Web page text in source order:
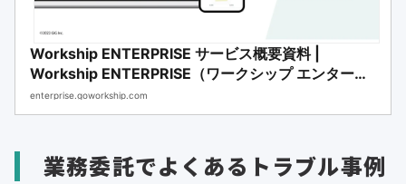
Workship ENTERPRISE サービス概要資料 |
Workship ENTERPRISE（ワークシップ エンタープ
ライズ） | フリーランス・副業人材の採用・求人サー
ビス
enterprise.goworkship.com
業務委託でよくあるトラブル事例